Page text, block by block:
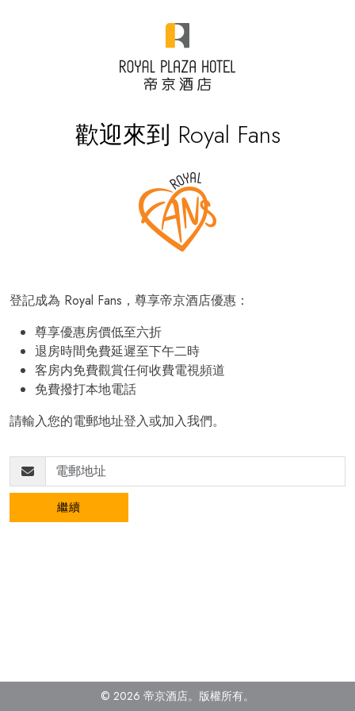
歡迎來到 Royal Fans
登記成為 Royal Fans，尊享帝京酒店優惠：
尊享優惠房價低至六折
退房時間免費延遲至下午二時
客房内免費觀賞任何收費電視頻道
免費撥打本地電話
請輸入您的電郵地址登入或加入我們。
繼續
© 2026 帝京酒店。 版權所有。